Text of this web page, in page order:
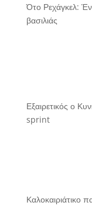
Ότο Ρεχάγκελ:
βασιλιάς
Εξαιρετικός ο
sprint
Καλοκαιριάτικο